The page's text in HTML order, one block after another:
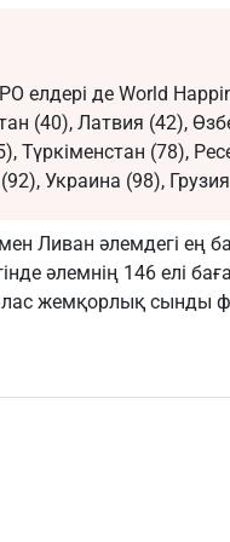
елдері де World
(40), Латвия (42),
Түркіменстан (78),
Украина (98),
Ливан әлемдегі ең
әлемнің 146 елі
жемқорлық сынды